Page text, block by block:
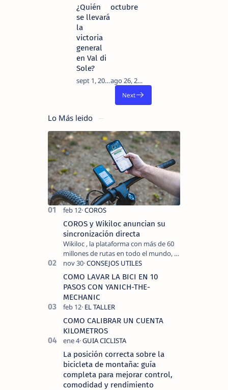
¿Quién
se llevará
la
victoria
general
en Val di
Sole?
octubre
Lo Más leido
COROS y Wikiloc anuncian su
sincronización directa
Wikiloc , la plataforma con más de 60
millones de rutas en todo el mundo, y
COROS , marca de dispositivos GPS
reconocida mundialmente por su
tecnolo…
COMO LAVAR LA BICI EN 10
PASOS CON YANICH-THE-
MECHANIC
COMO CALIBRAR UN CUENTA
KILOMETROS
La posición correcta sobre la
bicicleta de montaña: guía
completa para mejorar control,
comodidad y rendimiento